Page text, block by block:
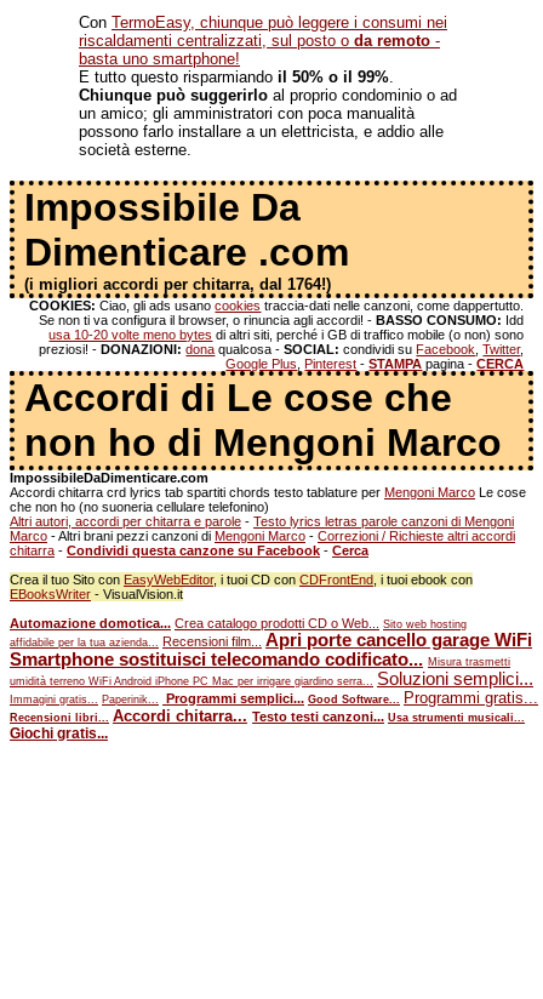
Con TermoEasy, chiunque può leggere i consumi nei
riscaldamenti centralizzati, sul posto o da remoto -
basta uno smartphone!
E tutto questo risparmiando il 50% o il 99%.
Chiunque può suggerirlo al proprio condominio o ad
un amico; gli amministratori con poca manualità
possono farlo installare a un elettricista, e addio alle
società esterne.
Impossibile Da
Dimenticare .com
(i migliori accordi per chitarra, dal 1764!)
COOKIES: Ciao, gli ads usanocookies traccia-dati nelle canzoni, come dappertutto.
Se non ti va configura il browser, o rinuncia agli accordi! -BASSO CONSUMO: Idd
usa 10-20 volte meno bytes di altri siti, perché i GB di traffico mobile (o non) sono
preziosi! -DONAZIONI: dona qualcosa -SOCIAL: condividi suFacebook ,Twitter,
Google Plus ,Pinterest -STAMPA pagina -CERCA
Accordi di Le cose che
non ho di Mengoni Marco
ImpossibileDaDimenticare.com
Accordi chitarra crd lyrics tab spartiti chords testo tablature per Mengoni Marco Le cose
che non ho (no suoneria cellulare telefonino)
Altri autori, accordi per chitarra e parole - Testo lyrics letras parole canzoni di Mengoni
Marco - Altri brani pezzi canzoni di Mengoni Marco - Correzioni / Richieste altri accordi
chitarra - Condividi questa canzone su Facebook - Cerca
Crea il tuo Sito con EasyWebEditor, i tuoi CD con CDFrontEnd , i tuoi ebook con
EBooksWriter - VisualVision.it
Automazione domotica... Crea catalogo prodotti CD o Web...
Sito web hosting
affidabile per la tua azienda... Recensioni film...
Apri porte cancello garage WiFi
Smartphone sostituisci telecomando codificato... Misura trasmetti
umidità terreno WiFi Android iPhone PC Mac per irrigare giardino serra... Soluzioni semplici...
Immagini gratis... Paperinik... Programmi semplici... Good Software... Programmi gratis...
Recensioni libri... Accordi chitarra... Testo testi canzoni... Usa strumenti musicali...
Giochi gratis...